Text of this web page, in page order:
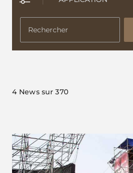
4News sur 370